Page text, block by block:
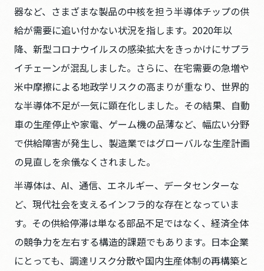
腐敗防止方針
調達方針
パートナーシップ構築宣言
クッキーの利用について
JP EN
器など、さまざまな製品の中核を担う半導体チップの供
給が需要に追い付かない状況を指します。2020年以
降、新型コロナウイルスの感染拡大をきっかけにサプラ
イチェーンが混乱しました。さらに、在宅需要の急増や
米中摩擦による地政学リスクの高まりが重なり、世界的
な半導体不足が一気に顕在化しました。その結果、自動
車の生産停止や家電、ゲーム機の品薄など、幅広い分野
で供給障害が発生し、製造業ではグローバルな生産計画
の見直しを余儀なくされました。
半導体は、AI、通信、エネルギー、データセンターな
ど、現代社会を支えるインフラ的な存在となっていま
す。その供給停滞は単なる部品不足ではなく、経済全体
の競争力を左右する構造的課題でもあります。日本企業
にとっても、調達リスク分散や国内生産体制の再構築と